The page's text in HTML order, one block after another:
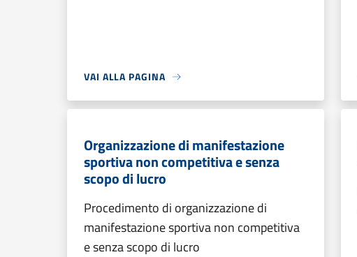
VAI ALLA PAGINA
Organizzazione di manifestazione
sportiva non competitiva e senza
scopo di lucro
Procedimento di organizzazione di
manifestazione sportiva non competitiva
e senza scopo di lucro